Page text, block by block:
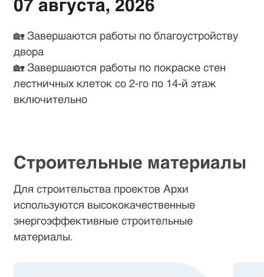
07 августа, 2026
🏡 Завершаются работы по благоустройству
двора
🏡 Завершаются работы по покраске стен
лестничных клеток со 2-го по 14-й этаж
включительно
Строительные материалы
Для строительства проектов Архи
используются высококачественные
энергоэффективные строительные
материалы.